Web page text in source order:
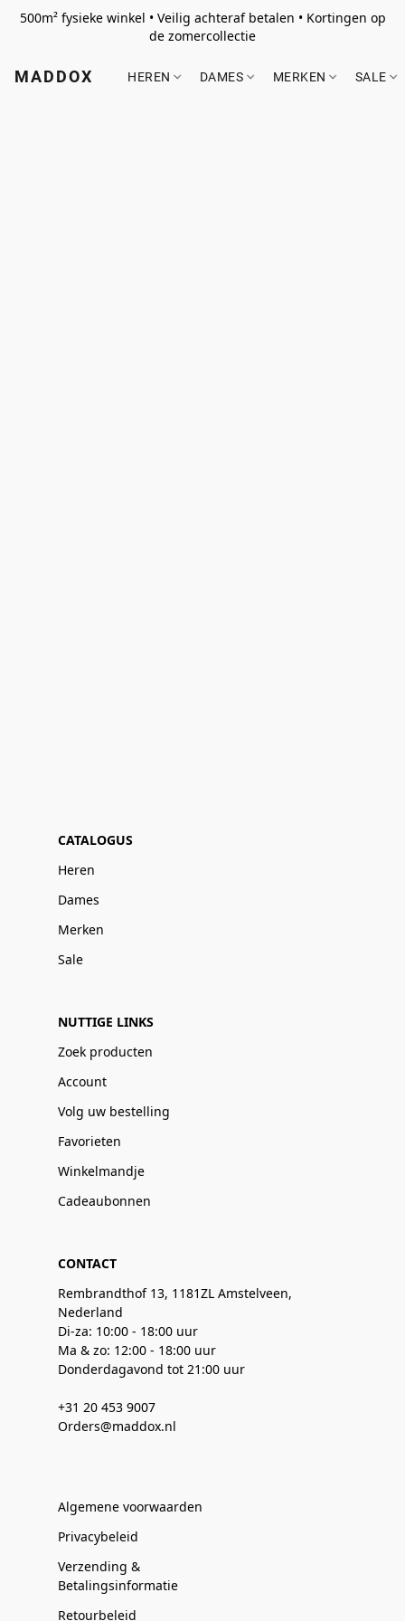
500m² fysieke winkel • Veilig achteraf betalen • Kortingen op
de zomercollectie
MADDOX HEREN DAMES MERKEN SALE
CATALOGUS
Heren
Dames
Merken
Sale
NUTTIGE LINKS
Zoek producten
Account
Volg uw bestelling
Favorieten
Winkelmandje
Cadeaubonnen
CONTACT
Rembrandthof 13, 1181ZL Amstelveen,
Nederland
Di-za: 10:00 - 18:00 uur
Ma & zo: 12:00 - 18:00 uur
Donderdagavond tot 21:00 uur
+31 20 453 9007
Orders@maddox.nl
Algemene voorwaarden
Privacybeleid
Verzending &
Betalingsinformatie
Retourbeleid